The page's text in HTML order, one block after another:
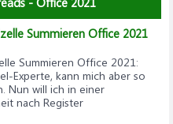
Summieren Office 2021
Summieren Office 2021:
Experte, kann mich aber so
Nun will ich in einer
nach Register